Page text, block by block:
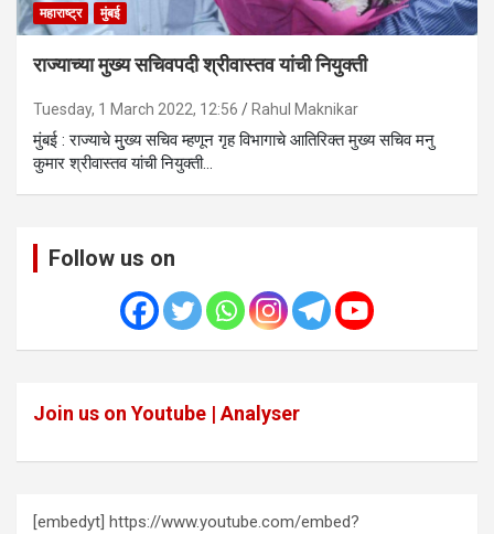
महाराष्ट्र मुंबई
राज्याच्या मुख्य सचिवपदी श्रीवास्तव यांची नियुक्ती
Tuesday, 1 March 2022, 12:56 Rahul Maknikar
मुंबई : राज्याचे मु्ख्य सचिव म्हणून गृह विभागाचे आतिरिक्त मुख्य सचिव मनु
कुमार श्रीवास्तव यांची नियुक्ती…
Follow us on
Join us on Youtube | Analyser
[embedyt] https://www.youtube.com/embed?